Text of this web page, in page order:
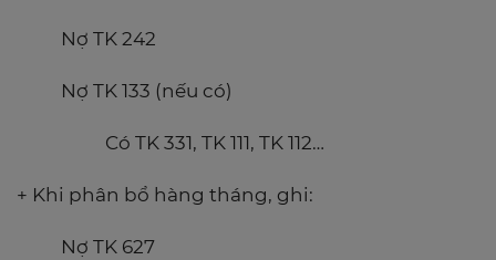
Nợ TK 242
Nợ TK 133 (nếu có)
Có TK 331, TK 111, TK 112…
+ Khi phân bổ hàng tháng, ghi:
Nợ TK 627